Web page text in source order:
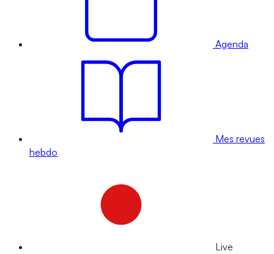
Agenda
Mes revues
hebdo
Live